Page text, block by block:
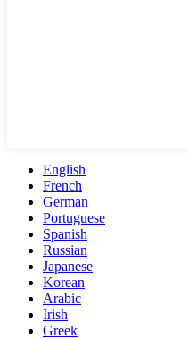
English
French
German
Portuguese
Spanish
Russian
Japanese
Korean
Arabic
Irish
Greek